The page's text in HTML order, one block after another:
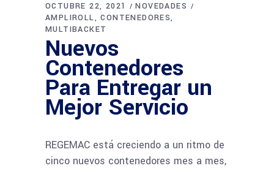
OCTUBRE 22, 2021
NOVEDADES
AMPLIROLL
CONTENEDORES
MULTIBACKET
Nuevos
Contenedores
Para Entregar un
Mejor Servicio
REGEMAC está creciendo a un ritmo de
cinco nuevos contenedores mes a mes,